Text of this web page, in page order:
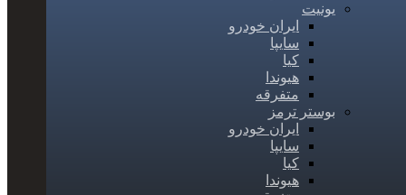
یونیت
ایران خودرو
سایپا
کیا
هیوندا
متفرقه
بوستر ترمز
ایران خودرو
سایپا
کیا
هیوندا